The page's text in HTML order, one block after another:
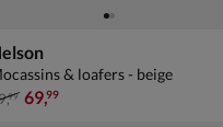
& loafers - beige
€ 99,99 voor € 69,99
,99 69,99